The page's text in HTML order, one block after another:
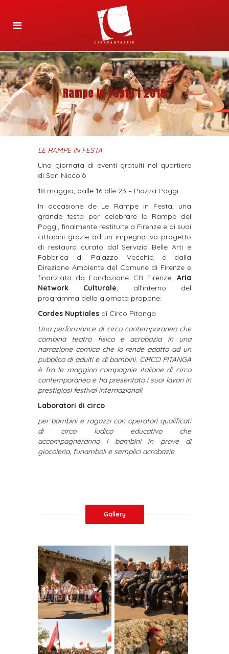
Rampe In Festa | 2018
LE RAMPE IN FESTA
Una giornata di eventi gratuiti nel quartiere
di San Niccolò
18 maggio, dalle 16 alle 23 – Piazza Poggi
In occasione de Le Rampe in Festa, una
grande festa per celebrare le Rampe del
Poggi, finalmente restituite a Firenze e ai suoi
cittadini grazie ad un impegnativo progetto
di restauro curato dal Servizio Belle Arti e
Fabbrica di Palazzo Vecchio e dalla
Direzione Ambiente del Comune di Firenze e
finanziato da Fondazione CR Firenze, Aria
Network Culturale, all’interno del
programma della giornata propone:
Cordes Nuptiales di Circo Pitanga
Una performance di circo contemporaneo che
combina teatro fisico e acrobazia in una
narrazione comica che lo rende adatto ad un
pubblico di adulti e di bambini. CIRCO PITANGA
è fra le maggiori compagnie italiane di circo
contemporaneo e ha presentato i suoi lavori in
prestigiosi festival internazionali
Laboratori di circo
per bambini e ragazzi con operatori qualificati
di circo ludico educativo che
accompagneranno i bambini in prove di
giocoleria, funamboli e semplici acrobazie.
Gallery